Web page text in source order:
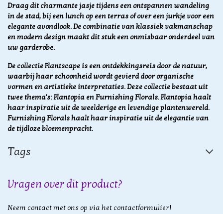
Draag dit charmante jasje tijdens een ontspannen wandeling
in de stad, bij een lunch op een terras of over een jurkje voor een
elegante avondlook. De combinatie van klassiek vakmanschap
en modern design maakt dit stuk een onmisbaar onderdeel van
uw garderobe.
De collectie Plantscape is een ontdekkingsreis door de natuur,
waarbij haar schoonheid wordt gevierd door organische
vormen en artistieke interpretaties. Deze collectie bestaat uit
twee thema's: Plantopia en Furnishing Florals. Plantopia haalt
haar inspiratie uit de weelderige en levendige plantenwereld.
Furnishing Florals haalt haar inspiratie uit de elegantie van
de tijdloze bloemenpracht.
Tags
Vragen over dit product?
Neem contact met ons op via het contactformulier!